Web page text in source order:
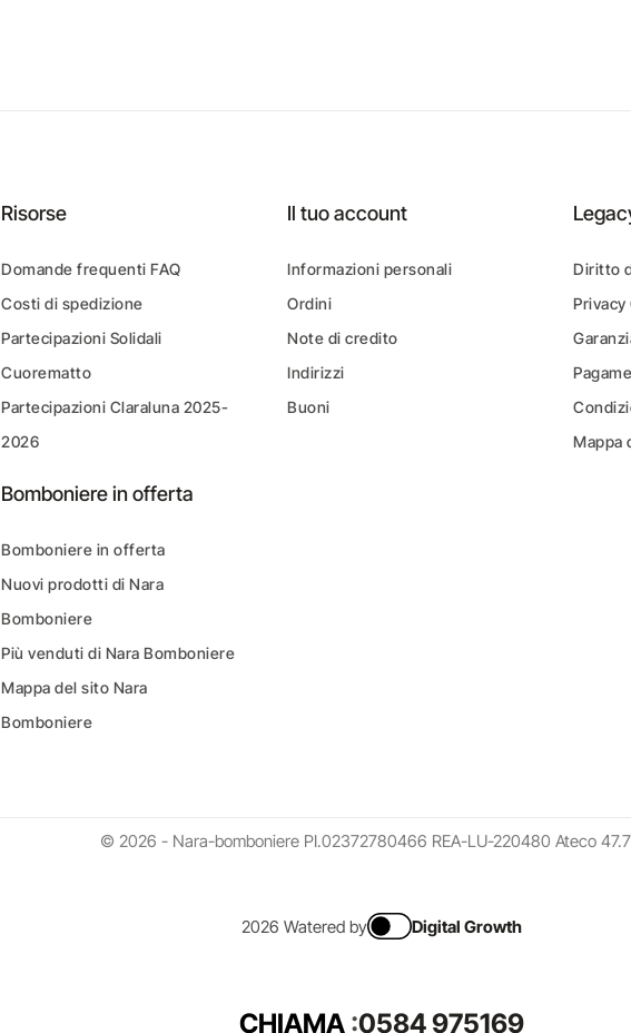
Risorse
Domande frequenti FAQ
Costi di spedizione
Partecipazioni Solidali
Cuorematto
Partecipazioni Claraluna 2025-
2026
Bomboniere in offerta
Bomboniere in offerta
Nuovi prodotti di Nara
Bomboniere
Più venduti di Nara Bomboniere
Mappa del sito Nara
Bomboniere
Il tuo account
Informazioni personali
Ordini
Note di credito
Indirizzi
Buoni
Diritto
Privacy
Mappa
© 2026 - Nara-bomboniere PI.02372780466 REA-LU-220480 Ateco
2026 Watered by Digital Growth
CHIAMA :0584 975169